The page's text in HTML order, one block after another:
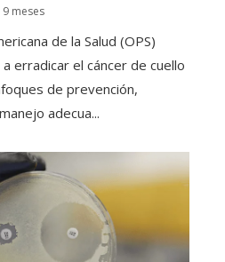
9 meses
de la Salud (OPS)
erradicar el cáncer de cuello
de prevención,
adecua...